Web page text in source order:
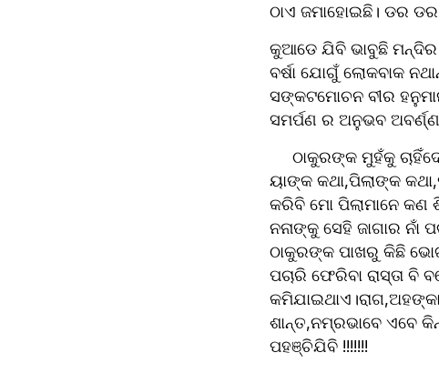
ଠାଏ ଜମାହୋଇଛି। ଡର
କୁଆଡେ ଯିବି ଭାବୁଛି
ବର୍ଷା ଯୋଗୁଁ ଲୋକବାକ
ସଙ୍କଟମୋଚନ ବୀର
ସମର୍ପଣ ର ଅନୁଭବ
ୟାଙ୍କ କଥା,ପିଲାଙ୍କ
କରିବି ମୋ ପିଲାମାନେ କଣ
ନନାଙ୍କୁ ସେହି ଜାଗାର
ଠାକୁରଙ୍କ ପାଖରୁ କିଛି
ପଚାରି ଫେରିବା ରାସ୍ତା ବି
ଶାନ୍ତ,ନମ୍ରଭାବେ ଏବେ
ପହଞ୍ଚିଯିବି !!!!!!!